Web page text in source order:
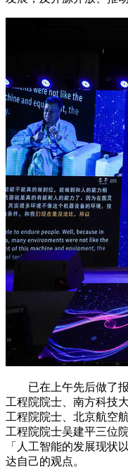
已在上午先后做了报
工程院院士、南方科技
工程院院士、北京航空
工程院院士吴建平三位
「人工智能的发展现状
达自己的观点。